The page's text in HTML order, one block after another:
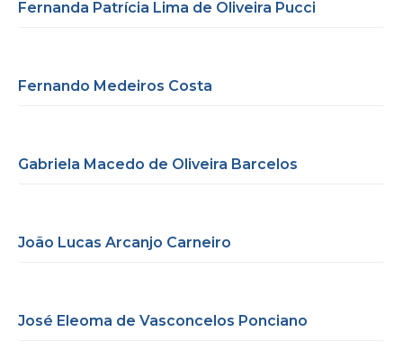
Fernanda Patrícia Lima de Oliveira Pucci
Fernando Medeiros Costa
Gabriela Macedo de Oliveira Barcelos
João Lucas Arcanjo Carneiro
José Eleoma de Vasconcelos Ponciano